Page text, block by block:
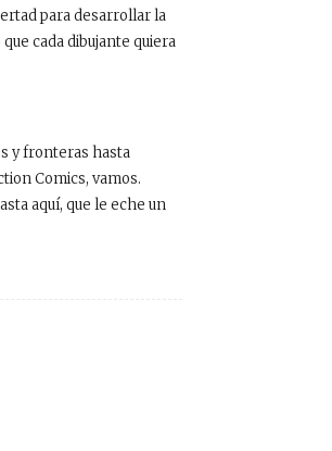
para desarrollar la
cada dibujante quiera
y fronteras hasta
Comics, vamos.
aquí, que le eche un